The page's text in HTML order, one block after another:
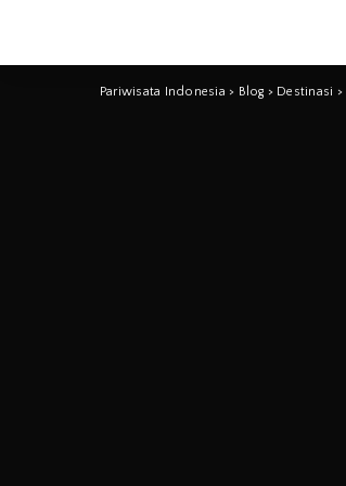
Pariwisata Indonesia > Blog > Destinasi >